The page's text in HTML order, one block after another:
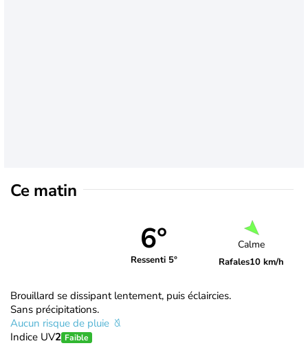
Ce matin
6°
Ressenti 5°
Calme
Rafales10 km/h
Brouillard se dissipant lentement, puis éclaircies.
Sans précipitations.
Aucun risque de pluie
Indice UV2 Faible